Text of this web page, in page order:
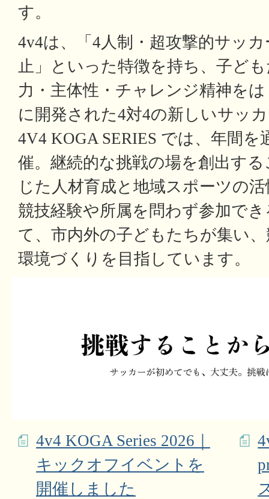
す。
4v4は、「4人制・超攻撃的サッ
止」といった特徴を持ち、子ど
力・主体性・チャレンジ精神を
に開発された4対4の新しいサッ
4V4 KOGA SERIES では、年間
催。継続的な挑戦の場を創出す
じた人材育成と地域スポーツの
競技経験や所属を問わず参加で
て、市内外の子どもたちが集い
環境づくりを目指しています。
4v4 KOGA Series 2026｜
キックオフイベントを
開催しました